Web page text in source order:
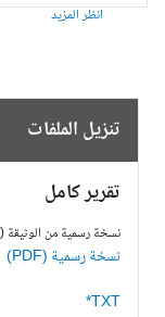
انظر المزيد
تنزيل الملفات
تقرير كامل
نسخة رسمية من الوثيقة (قد
نسخة رسمية (PDF)
TXT*